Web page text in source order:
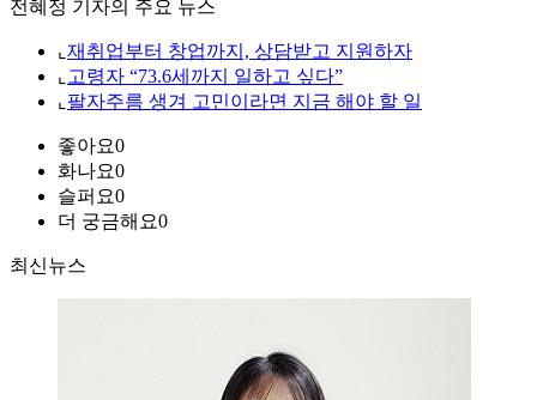
전혜정 기자의 주요 뉴스
⌞ 재취업부터 창업까지, 상담받고 지원하자
⌞ 고령자 “73.6세까지 일하고 싶다”
⌞ 팔자주름 생겨 고민이라면 지금 해야 할 일
좋아요0
화나요0
슬퍼요0
더 궁금해요0
최신뉴스